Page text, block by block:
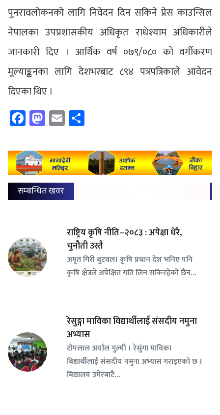
पुनरावलोकनको लागि निवेदन दिन सकिने प्रेस काउन्सिल
नेपालका उपप्रशासकीय अधिकृत राधेश्याम अधिकारीले
जानकारी दिए । आर्थिक वर्ष ०७९/०८० को वर्गीकरण
मूल्याङ्कनका लागि देशभरबाट ८९४ पत्रपत्रिकाले आवेदन
दिएका थिए ।
Facebook
Mastodon
Email
सम्बन्धित खवर
राष्ट्रिय कृषि नीति–२०८३ : अपेक्षा धेरै,
चुनौती उस्तै
अमृत गिरी बुटवल। कृषि प्रधान देश भनिए पनि
कृषि क्षेत्रले अपेक्षित गति लिन सकिरहेको छैन…
रेसुङ्गा माविका विद्यार्थीलाई संसदीय नमुना
अभ्यास
टोपलाल अर्याल गुल्मी । रेसुंगा माविका
बिद्यार्थीलाई संसदीय नमुना अभ्यास गराइएको छ ।
बिद्यालय उमेरबाटै…